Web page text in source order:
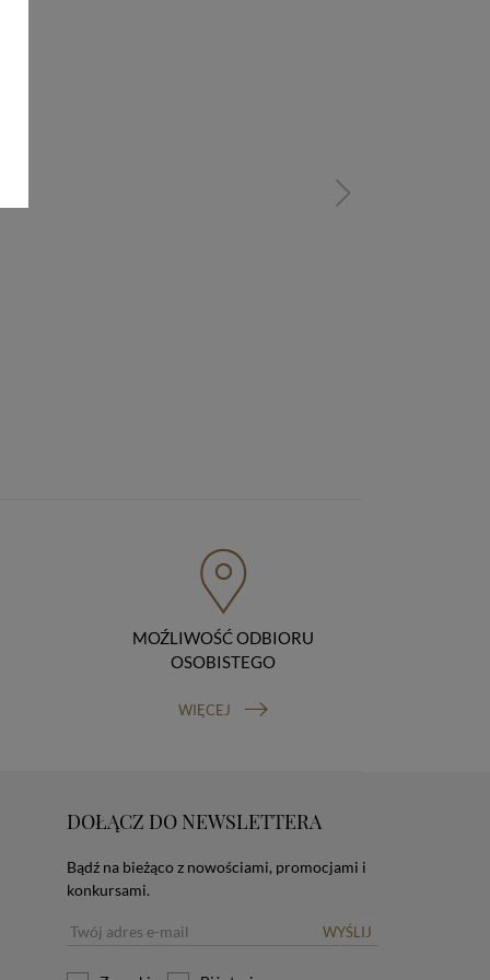
MOŹLIWOŚĆ ODBIORU
OSOBISTEGO
WIĘCEJ
DOŁĄCZ DO NEWSLETTERA
Bądź na bieżąco z nowościami, promocjami i
konkursami.
WYŚLIJ